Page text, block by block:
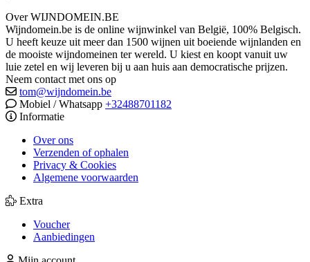
Over WIJNDOMEIN.BE
Wijndomein.be is de online wijnwinkel van België, 100% Belgisch.
U heeft keuze uit meer dan 1500 wijnen uit boeiende wijnlanden en
de mooiste wijndomeinen ter wereld. U kiest en koopt vanuit uw
luie zetel en wij leveren bij u aan huis aan democratische prijzen.
Neem contact met ons op
tom@wijndomein.be
Mobiel / Whatsapp +32488701182
Informatie
Over ons
Verzenden of ophalen
Privacy & Cookies
Algemene voorwaarden
Extra
Voucher
Aanbiedingen